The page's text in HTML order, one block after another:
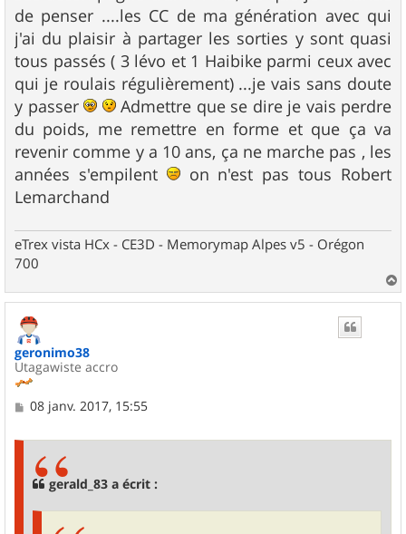
de penser ....les CC de ma génération avec qui
j'ai du plaisir à partager les sorties y sont quasi
tous passés ( 3 lévo et 1 Haibike parmi ceux avec
qui je roulais régulièrement) ...je vais sans doute
y passer
Admettre que se dire je vais perdre
du poids, me remettre en forme et que ça va
revenir comme y a 10 ans, ça ne marche pas , les
années s'empilent
on n'est pas tous Robert
Lemarchand
eTrex vista HCx - CE3D - Memorymap Alpes v5 - Orégon
700
a
u
geronimo38
Utagawiste accro
M
08 janv. 2017, 15:55
gerald_83 a écrit :